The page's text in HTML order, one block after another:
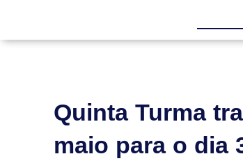
Quinta Turma
maio para o dia